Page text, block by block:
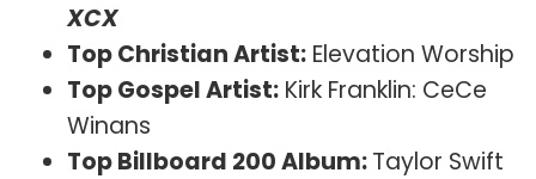
XCX
Top Christian Artist: Elevation Worship
Top Gospel Artist: Kirk Franklin: CeCe
Winans
Top Billboard 200 Album:Taylor Swift